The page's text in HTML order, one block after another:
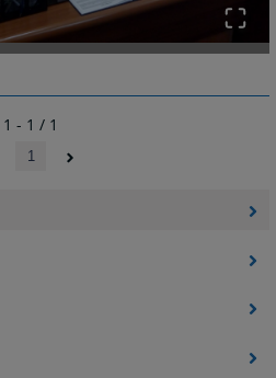
1 - 1 / 1
1